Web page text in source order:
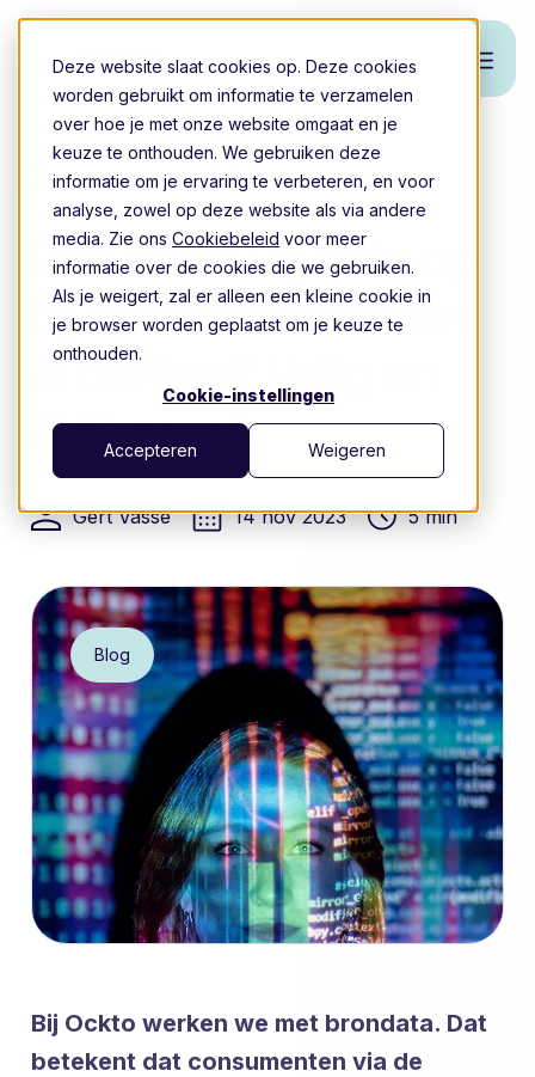
Deze website slaat cookies op. Deze cookies
worden gebruikt om informatie te verzamelen
over hoe je met onze website omgaat en je
keuze te onthouden. We gebruiken deze
informatie om je ervaring te verbeteren, en voor
analyse, zowel op deze website als via andere
media. Zie ons Cookiebeleid voor meer
informatie over de cookies die we gebruiken.
Als je weigert, zal er alleen een kleine cookie in
je browser worden geplaatst om je keuze te
onthouden.
Cookie-instellingen
Accepteren Weigeren
Terug naar overzicht
Hoe halen wij data op
bij overheidsbronnen
& banken? Veilig en
AVG proof!
Gert Vasse 14 nov 2023 5 min
Blog
Bij Ockto werken we met brondata. Dat
betekent dat consumenten via de